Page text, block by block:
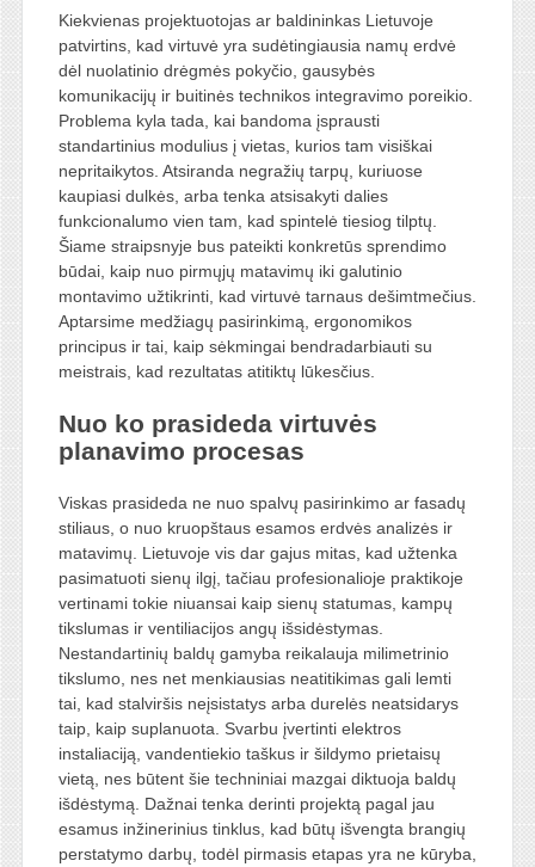
Kiekvienas projektuotojas ar baldininkas Lietuvoje
patvirtins, kad virtuvė yra sudėtingiausia namų erdvė
dėl nuolatinio drėgmės pokyčio, gausybės
komunikacijų ir buitinės technikos integravimo poreikio.
Problema kyla tada, kai bandoma įsprausti
standartinius modulius į vietas, kurios tam visiškai
nepritaikytos. Atsiranda negražių tarpų, kuriuose
kaupiasi dulkės, arba tenka atsisakyti dalies
funkcionalumo vien tam, kad spintelė tiesiog tilptų.
Šiame straipsnyje bus pateikti konkretūs sprendimo
būdai, kaip nuo pirmųjų matavimų iki galutinio
montavimo užtikrinti, kad virtuvė tarnaus dešimtmečius.
Aptarsime medžiagų pasirinkimą, ergonomikos
principus ir tai, kaip sėkmingai bendradarbiauti su
meistrais, kad rezultatas atitiktų lūkesčius.
Nuo ko prasideda virtuvės
planavimo procesas
Viskas prasideda ne nuo spalvų pasirinkimo ar fasadų
stiliaus, o nuo kruopštaus esamos erdvės analizės ir
matavimų. Lietuvoje vis dar gajus mitas, kad užtenka
pasimatuoti sienų ilgį, tačiau profesionalioje praktikoje
vertinami tokie niuansai kaip sienų statumas, kampų
tikslumas ir ventiliacijos angų išsidėstymas.
Nestandartinių baldų gamyba reikalauja milimetrinio
tikslumo, nes net menkiausias neatitikimas gali lemti
tai, kad stalviršis neįsistatys arba durelės neatsidarys
taip, kaip suplanuota. Svarbu įvertinti elektros
instaliaciją, vandentiekio taškus ir šildymo prietaisų
vietą, nes būtent šie techniniai mazgai diktuoja baldų
išdėstymą. Dažnai tenka derinti projektą pagal jau
esamus inžinerinius tinklus, kad būtų išvengta brangių
perstatymo darbų, todėl pirmasis etapas yra ne kūryba,